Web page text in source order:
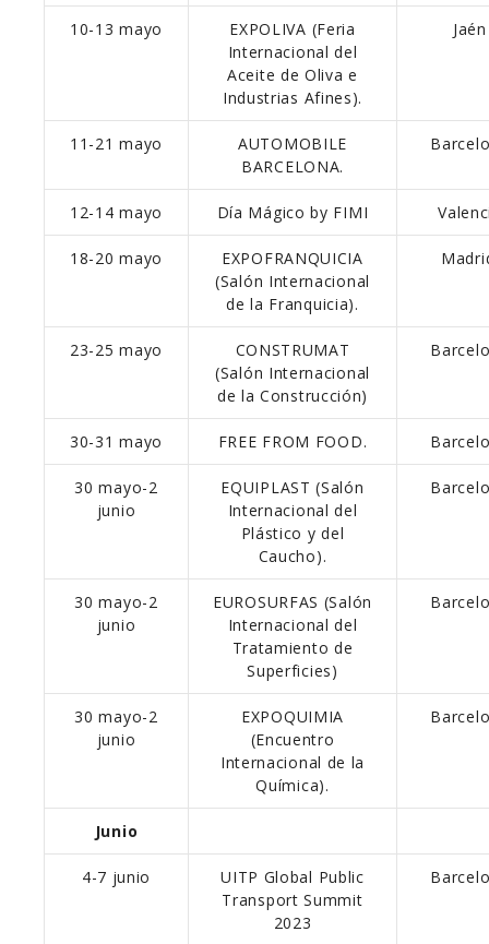
10-13 mayo
EXPOLIVA (Feria
Internacional del
Aceite de Oliva e
Industrias Afines).
Jaén
11-21 mayo
AUTOMOBILE
BARCELONA.
12-14 mayo Día Mágico by FIMI
18-20 mayo
EXPOFRANQUICIA
(Salón Internacional
de la Franquicia).
23-25 mayo
CONSTRUMAT
(Salón Internacional
de la Construcción)
30-31 mayo FREE FROM FOOD.
30 mayo-2
junio
EQUIPLAST (Salón
Internacional del
Plástico y del
Caucho).
30 mayo-2
junio
EUROSURFAS (Salón
Internacional del
Tratamiento de
Superficies)
30 mayo-2
junio
EXPOQUIMIA
(Encuentro
Internacional de la
Química).
Junio
4-7 junio
UITP Global Public
Transport Summit
2023